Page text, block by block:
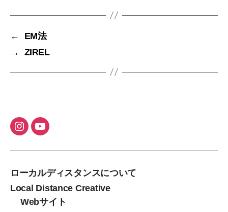
←
EM法
→
ZIREL
ローカルディスタンスについて
Local Distance Creative
Webサイト